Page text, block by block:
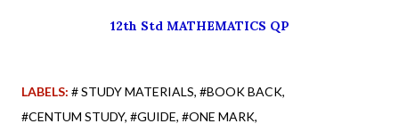
12th Std MATHEMATICS QP
LABELS: # STUDY MATERIALS #BOOK BACK
#CENTUM STUDY #GUIDE #ONE MARK